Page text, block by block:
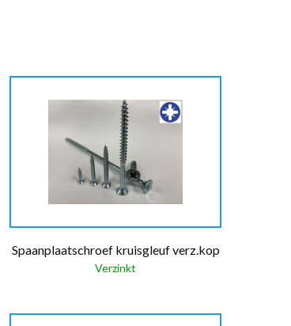
Spaanplaatschroef kruisgleuf verz.kop
Verzinkt